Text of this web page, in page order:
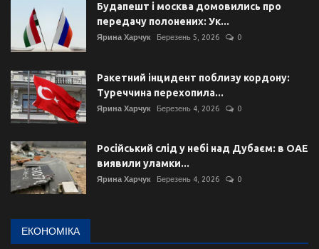
Будапешт і москва домовились про
передачу полонених: Ук...
Ярина Харчук Березень 5, 2026 0
Ракетний інцидент поблизу кордону:
Туреччина перехопила...
Ярина Харчук Березень 4, 2026 0
Російський слід у небі над Дубаєм: в ОАЕ
виявили уламки...
Ярина Харчук Березень 4, 2026 0
ЕКОНОМІКА